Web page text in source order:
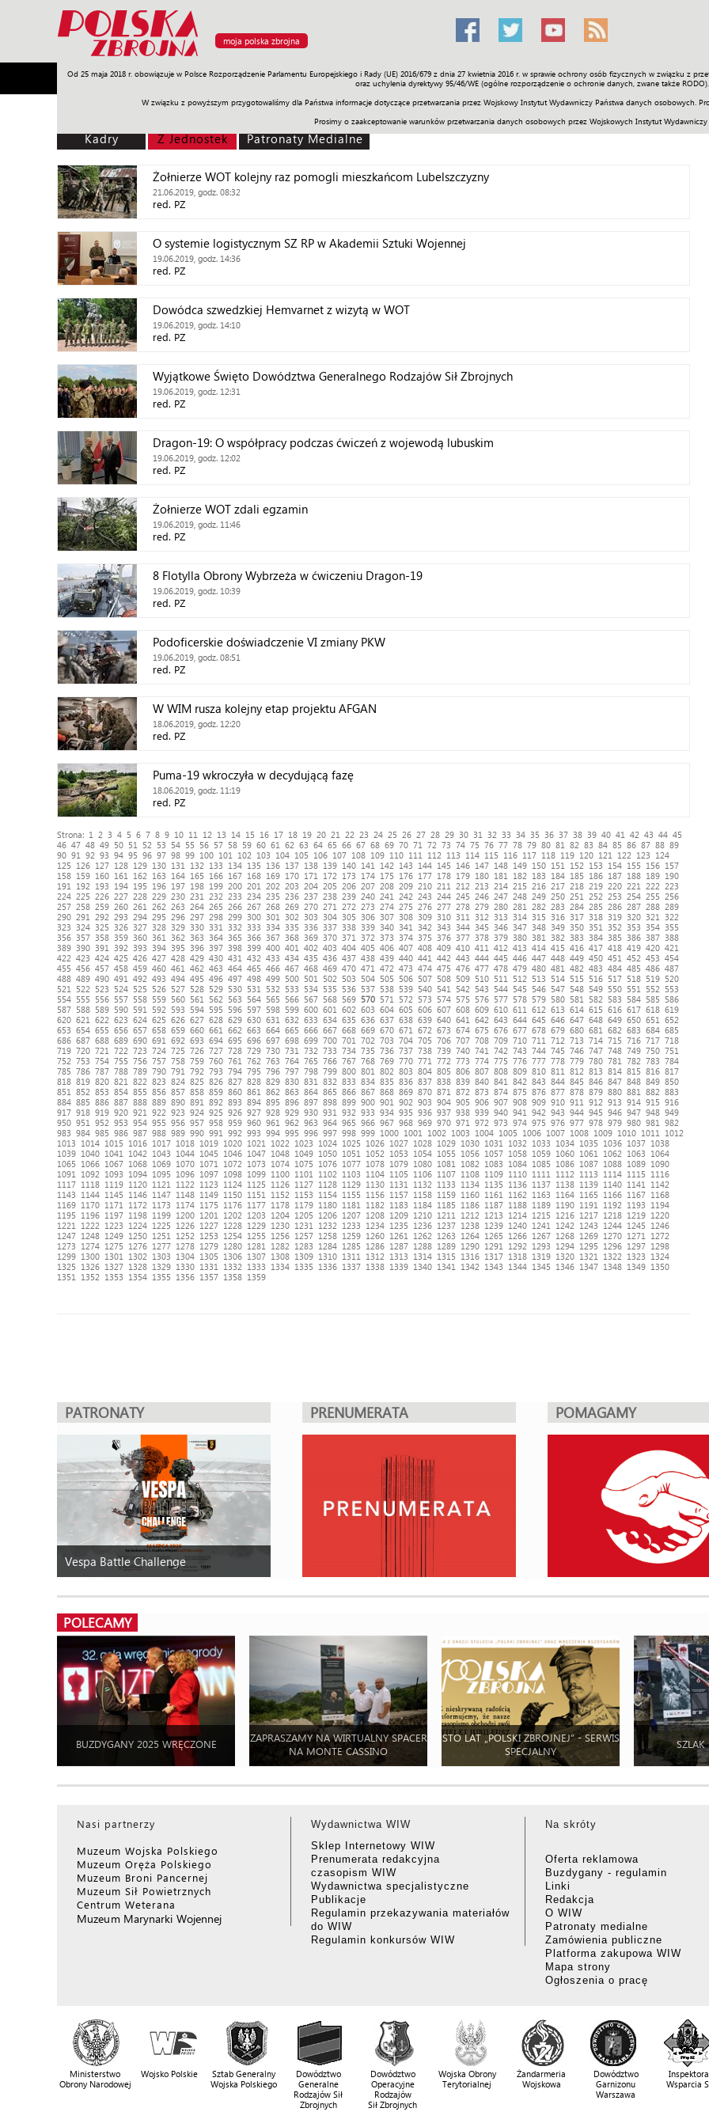
moja polska zbrojna
Od 25 maja 2018 r. obowiązuje w Polsce Rozporządzenie Parlamentu Europejskiego i Rady (UE) 2016/679 z dnia 27 kwietnia 2016 r. w sprawie ochrony osób fizycznych w związku z
oraz uchylenia dyrektywy 95/46/WE (ogólne rozporządzenie o ochronie danych, zwane także RODO).
W związku z powyższym przygotowaliśmy dla Państwa informacje dotyczące przetwarzania przez Wojskowy Instytut Wydawniczy Państwa danych osobowych.
Prosimy o zaakceptowanie warunków przetwarzania danych osobowych przez Wojskowych Instytut Wydawniczy
Armia Poligon Sprzęt Misje Polityka Prawo Świat Społeczność Sport Historia Galerie Wideo
Kadry Z Jednostek Patronaty Medialne
Żołnierze WOT kolejny raz pomogli mieszkańcom Lubelszczyzny
21.06.2019, godz. 08:32
red. PZ
O systemie logistycznym SZ RP w Akademii Sztuki Wojennej
19.06.2019, godz. 14:36
red. PZ
Dowódca szwedzkiej Hemvarnet z wizytą w WOT
19.06.2019, godz. 14:10
red. PZ
Wyjątkowe Święto Dowództwa Generalnego Rodzajów Sił Zbrojnych
19.06.2019, godz. 12:31
red. PZ
Dragon-19: O współpracy podczas ćwiczeń z wojewodą lubuskim
19.06.2019, godz. 12:02
red. PZ
Żołnierze WOT zdali egzamin
19.06.2019, godz. 11:46
red. PZ
8 Flotylla Obrony Wybrzeża w ćwiczeniu Dragon-19
19.06.2019, godz. 10:39
red. PZ
Podoficerskie doświadczenie VI zmiany PKW
19.06.2019, godz. 08:51
red. PZ
W WIM rusza kolejny etap projektu AFGAN
18.06.2019, godz. 12:20
red. PZ
Puma-19 wkroczyła w decydującą fazę
18.06.2019, godz. 11:19
red. PZ
Strona: 1 2 3 4 5 6 7 8 9 10 11 12 13 14 15 16 17 18 19 20 21 22 23 24 25 26 27 28 29 30 31 32 33 34 35 36 37 38 39 40 41 42 43 44 45
46 47 48 49 50 51 52 53 54 55 56 57 58 59 60 61 62 63 64 65 66 67 68 69 70 71 72 73 74 75 76 77 78 79 80 81 82 83 84 85 86 87 88 89
90 91 92 93 94 95 96 97 98 99 100 101 102 103 104 105 106 107 108 109 110 111 112 113 114 115 116 117 118 119 120 121 122 123
124
125
126 127 128 129 130 131 132 133 134 135 136 137 138 139 140 141 142 143 144 145 146 147 148 149 150 151 152 153 154 155 156 157
158 159 160 161 162 163 164 165 166 167 168 169 170 171 172 173 174 175 176 177 178 179 180 181 182 183 184 185 186 187 188 189 190
191
192 193 194 195 196 197 198 199 200 201 202 203 204 205 206 207 208 209 210 211 212 213 214 215 216 217 218 219 220 221 222
223
224 225 226 227 228 229 230 231 232 233 234 235 236 237 238 239 240 241 242 243 244 245 246 247 248 249 250 251 252 253 254 255
256
257 258 259 260 261 262 263 264 265 266 267 268 269 270 271 272 273 274 275 276 277 278 279 280 281 282 283 284 285 286 287 288 289
290 291 292 293 294 295 296 297 298 299 300 301 302 303 304 305 306 307 308 309 310 311 312 313 314 315 316 317 318 319 320 321
322
323
324 325 326 327 328 329 330 331 332 333 334 335 336 337 338 339 340 341 342 343 344 345 346 347 348 349 350 351 352 353 354 355
356 357 358 359 360 361 362 363 364 365 366 367 368 369 370 371 372 373 374 375 376 377 378 379 380 381 382 383 384 385 386 387 388
389 390 391 392 393 394 395 396 397 398 399 400 401 402 403 404 405 406 407 408 409 410 411 412 413 414 415 416 417 418 419 420 421
422 423 424 425 426 427 428 429 430 431 432 433 434 435 436 437 438 439 440 441 442 443 444 445 446 447 448 449 450 451 452 453 454
455 456 457 458 459 460 461 462 463 464 465 466 467 468 469 470 471 472 473 474 475 476 477 478 479 480 481 482 483 484 485 486 487
488 489 490 491 492 493 494 495 496 497 498 499 500 501 502 503 504 505 506 507 508 509 510 511 512 513 514 515 516 517 518 519 520
521
522 523 524 525 526 527 528 529 530 531 532 533 534 535 536 537 538 539 540 541 542 543 544 545 546 547 548 549 550 551 552
553
554 555 556 557 558 559 560 561 562 563 564 565 566 567 568 569 570 571 572 573 574 575 576 577 578 579 580 581 582 583 584 585
586
587 588 589 590 591 592 593 594 595 596 597 598 599 600 601 602 603 604 605 606 607 608 609 610 611 612 613 614 615 616 617 618 619
620 621 622 623 624 625 626 627 628 629 630 631 632 633 634 635 636 637 638 639 640 641 642 643 644 645 646 647 648 649 650 651
652
653 654 655 656 657 658 659 660 661 662 663 664 665 666 667 668 669 670 671 672 673 674 675 676 677 678 679 680 681 682 683 684 685
686 687 688 689 690 691 692 693 694 695 696 697 698 699 700 701 702 703 704 705 706 707 708 709 710 711 712 713 714 715 716 717 718
719 720 721 722 723 724 725 726 727 728 729 730 731 732 733 734 735 736 737 738 739 740 741 742 743 744 745 746 747 748 749 750 751
752 753 754 755 756 757 758 759 760 761 762 763 764 765 766 767 768 769 770 771 772 773 774 775 776 777 778 779 780 781 782 783 784
785 786 787 788 789 790 791 792 793 794 795 796 797 798 799 800 801 802 803 804 805 806 807 808 809 810 811 812 813 814 815 816 817
818 819 820 821 822 823 824 825 826 827 828 829 830 831 832 833 834 835 836 837 838 839 840 841 842 843 844 845 846 847 848 849 850
851
852 853 854 855 856 857 858 859 860 861 862 863 864 865 866 867 868 869 870 871 872 873 874 875 876 877 878 879 880 881 882 883
884 885 886 887 888 889 890 891 892 893 894 895 896 897 898 899 900 901 902 903 904 905 906 907 908 909 910 911 912 913 914 915 916
917 918 919 920 921 922 923 924 925 926 927 928 929 930 931 932 933 934 935 936 937 938 939 940 941 942 943 944 945 946 947 948 949
950 951 952 953 954 955 956 957 958 959 960 961 962 963 964 965 966 967 968 969 970 971 972 973 974 975 976 977 978 979 980 981
982
983 984 985 986 987 988 989 990 991 992 993 994 995 996 997 998 999 1000 1001 1002 1003 1004 1005 1006 1007 1008 1009 1010 1011
1012
1013
1014 1015 1016 1017 1018 1019 1020 1021 1022 1023 1024 1025 1026 1027 1028 1029 1030 1031 1032 1033 1034 1035 1036 1037 1038
1039 1040 1041 1042 1043 1044 1045 1046 1047 1048 1049 1050 1051 1052 1053 1054 1055 1056 1057 1058 1059 1060 1061 1062 1063
1064
1065
1066 1067 1068 1069 1070 1071 1072 1073 1074 1075 1076 1077 1078 1079 1080 1081 1082 1083 1084 1085 1086 1087 1088 1089 1090
1091
1092 1093 1094 1095 1096 1097 1098 1099 1100 1101 1102 1103 1104 1105 1106 1107 1108 1109 1110 1111 1112 1113 1114 1115
1116
1117 1118 1119 1120 1121 1122 1123 1124 1125 1126 1127 1128 1129 1130 1131 1132 1133 1134 1135 1136 1137 1138 1139 1140 1141
1142
1143
1144 1145 1146 1147 1148 1149 1150 1151 1152 1153 1154 1155 1156 1157 1158 1159 1160 1161 1162 1163 1164 1165 1166 1167 1168
1169 1170 1171 1172 1173 1174 1175 1176 1177 1178 1179 1180 1181 1182 1183 1184 1185 1186 1187 1188 1189 1190 1191 1192 1193
1194
1195
1196 1197 1198 1199 1200 1201 1202 1203 1204 1205 1206 1207 1208 1209 1210 1211 1212 1213 1214 1215 1216 1217 1218 1219 1220
1221
1222 1223 1224 1225 1226 1227 1228 1229 1230 1231 1232 1233 1234 1235 1236 1237 1238 1239 1240 1241 1242 1243 1244 1245
1246
1247 1248 1249 1250 1251 1252 1253 1254 1255 1256 1257 1258 1259 1260 1261 1262 1263 1264 1265 1266 1267 1268 1269 1270 1271
1272
1273
1274 1275 1276 1277 1278 1279 1280 1281 1282 1283 1284 1285 1286 1287 1288 1289 1290 1291 1292 1293 1294 1295 1296 1297 1298
1299 1300 1301 1302 1303 1304 1305 1306 1307 1308 1309 1310 1311 1312 1313 1314 1315 1316 1317 1318 1319 1320 1321 1322 1323
1324
1325
1326 1327 1328 1329 1330 1331 1332 1333 1334 1335 1336 1337 1338 1339 1340 1341 1342 1343 1344 1345 1346 1347 1348 1349 1350
1351
1352 1353 1354 1355 1356 1357 1358 1359
PATRONATY
Vespa Battle Challenge
PRENUMERATA POMAGAMY
POLECAMY
BUZDYGANY 2025 WRĘCZONE
ZAPRASZAMY NA WIRTUALNY SPACER
NA MONTE CASSINO
STO LAT „POLSKI ZBROJNEJ” - SERWIS
SPECJALNY
SZLAK
Nasi partnerzy
Muzeum Wojska Polskiego
Muzeum Oręża Polskiego
Muzeum Broni Pancernej
Muzeum Sił Powietrznych
Centrum Weterana
Muzeum Marynarki Wojennej
Wydawnictwa WIW
Sklep Internetowy WIW
Prenumerata redakcyjna
czasopism WIW
Wydawnictwa specjalistyczne
Publikacje
Regulamin przekazywania materiałów
do WIW
Regulamin konkursów WIW
Na skróty
Oferta reklamowa
Buzdygany - regulamin
Linki
Redakcja
O WIW
Patronaty medialne
Zamówienia publiczne
Platforma zakupowa WIW
Mapa strony
Ogłoszenia o pracę
Ministerstwo
Obrony Narodowej
Wojsko Polskie
Sztab Generalny
Wojska Polskiego
Dowództwo
Generalne
Rodzajów Sił
Zbrojnych
Dowództwo
Operacyjne
Rodzajów
Sił Zbrojnych
Wojska Obrony
Terytorialnej
Żandarmeria
Wojskowa
Dowództwo
Garnizonu
Warszawa
Wsparcia